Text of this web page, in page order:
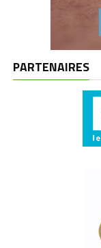
PARTENAIRES